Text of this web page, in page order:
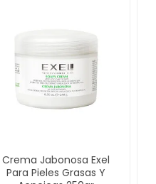
Crema Jabonosa Exel
Para Pieles Grasas Y